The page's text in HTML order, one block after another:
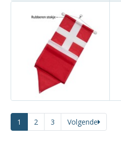
1 2 3 Volgende